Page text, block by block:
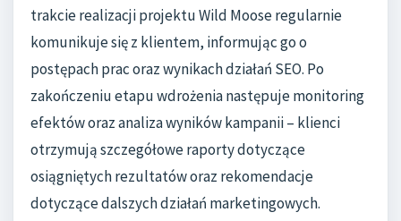
trakcie realizacji projektu Wild Moose regularnie
komunikuje się z klientem, informując go o
postępach prac oraz wynikach działań SEO. Po
zakończeniu etapu wdrożenia następuje monitoring
efektów oraz analiza wyników kampanii – klienci
otrzymują szczegółowe raporty dotyczące
osiągniętych rezultatów oraz rekomendacje
dotyczące dalszych działań marketingowych.